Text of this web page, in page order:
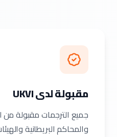
مقبولة لدى UKVI
والمحاكم البريطانية